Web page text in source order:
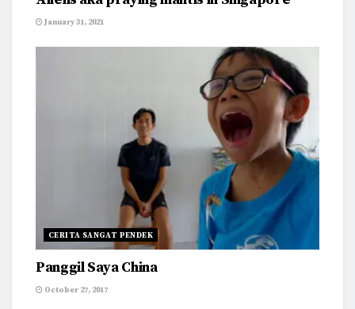
January 31, 2021
CERITA SANGAT PENDEK
Panggil Saya China
October 27, 2017